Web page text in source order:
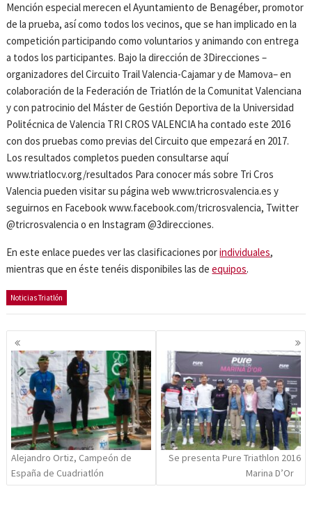
Mención especial merecen el Ayuntamiento de Benagéber, promotor
de la prueba, así como todos los vecinos, que se han implicado en la
competición participando como voluntarios y animando con entrega
a todos los participantes. Bajo la dirección de 3Direcciones –
organizadores del Circuito Trail Valencia-Cajamar y de Mamova– en
colaboración de la Federación de Triatlón de la Comunitat Valenciana
y con patrocinio del Máster de Gestión Deportiva de la Universidad
Politécnica de Valencia TRI CROS VALENCIA ha contado este 2016
con dos pruebas como previas del Circuito que empezará en 2017.
Los resultados completos pueden consultarse aquí
www.triatlocv.org/resultados Para conocer más sobre Tri Cros
Valencia pueden visitar su página web www.tricrosvalencia.es y
seguirnos en Facebook www.facebook.com/tricrosvalencia, Twitter
@tricrosvalencia o en Instagram @3direcciones.
En este enlace puedes ver las clasificaciones porindividuales,
mientras que en éste tenéis disponibiles las deequipos.
Noticias Triatlón
Navegación
de
entradas
Alejandro Ortiz, Campeón de
España de Cuadriatlón
Se presenta Pure Triathlon 2016
Marina D’Or